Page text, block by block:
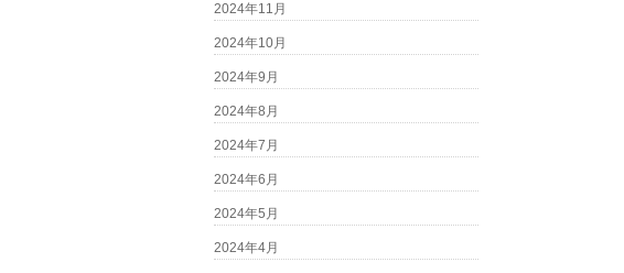
2024年11月
2024年10月
2024年9月
2024年8月
2024年7月
2024年6月
2024年5月
2024年4月